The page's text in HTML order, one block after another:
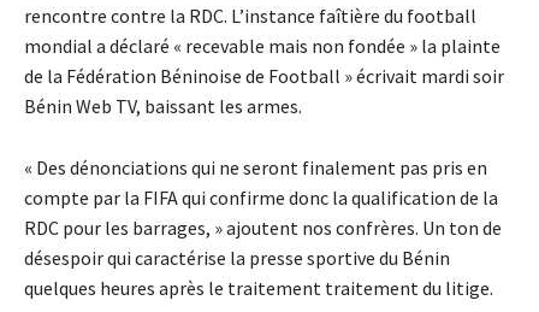
rencontre contre la RDC. L’instance faîtière du football
mondial a déclaré « recevable mais non fondée » la plainte
de la Fédération Béninoise de Football » écrivait mardi soir
Bénin Web TV, baissant les armes.
« Des dénonciations qui ne seront finalement pas pris en
compte par la FIFA qui confirme donc la qualification de la
RDC pour les barrages, » ajoutent nos confrères. Un ton de
désespoir qui caractérise la presse sportive du Bénin
quelques heures après le traitement traitement du litige.